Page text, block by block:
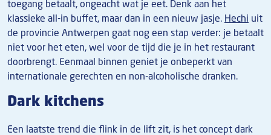
toegang betaalt, ongeacht wat je eet. Denk aan het
klassieke all-in buffet, maar dan in een nieuw jasje. Hechi uit
de provincie Antwerpen gaat nog een stap verder: je betaalt
niet voor het eten, wel voor de tijd die je in het restaurant
doorbrengt. Eenmaal binnen geniet je onbeperkt van
internationale gerechten en non-alcoholische dranken.
Dark kitchens
Een laatste trend die flink in de lift zit, is het concept dark